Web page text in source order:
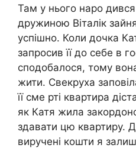
Там у нього наро
дружиною Віталік
успішно. Коли дочка
запросив її до себе в
сподобалося, тому
жити. Свекруха
її сме рті квартира
як Катя жила
здавати цю квартиру.
виручені кошти я